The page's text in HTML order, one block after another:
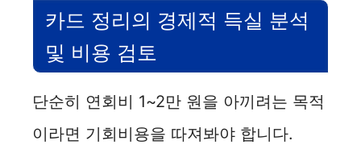
카드 정리의 경제적 득실 분석
및 비용 검토
단순히 연회비 1~2만 원을 아끼려는 목적
이라면 기회비용을 따져봐야 합니다.